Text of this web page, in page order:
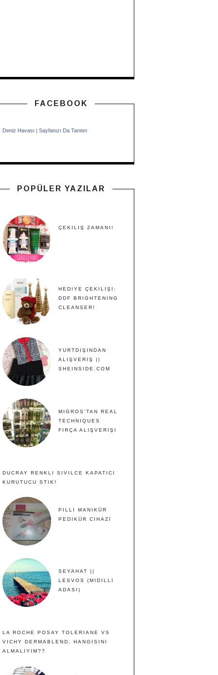
FACEBOOK
Deniz Havası | Sayfanızı Da Tanıtın
POPÜLER YAZILAR
ÇEKILIŞ ZAMANI!
HEDIYE ÇEKILIŞI:
DDF BRIGHTENING
CLEANSER!
YURTDIŞINDAN
ALIŞVERIŞ ||
SHEINSIDE.COM
MIGROS'TAN REAL
TECHNIQUES
FIRÇA ALIŞVERIŞI
DUCRAY RENKLI SIVILCE KAPATICI
KURUTUCU STIK!
PILLI MANIKÜR
PEDIKÜR CIHAZI
SEYAHAT ||
LESVOS (MIDILLI
ADASI)
LA ROCHE POSAY TOLERIANE VS
VICHY DERMABLEND, HANGISINI
ALMALIYIM??